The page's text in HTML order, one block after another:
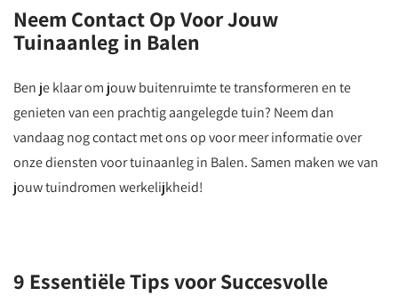
Neem Contact Op Voor Jouw
Tuinaanleg in Balen
Ben je klaar om jouw buitenruimte te transformeren en te
genieten van een prachtig aangelegde tuin? Neem dan
vandaag nog contact met ons op voor meer informatie over
onze diensten voor tuinaanleg in Balen. Samen maken we van
jouw tuindromen werkelijkheid!
9 Essentiële Tips voor Succesvolle